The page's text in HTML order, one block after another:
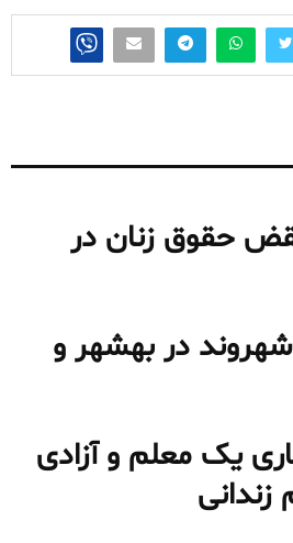
حقوق زنان در
در بهشهر و
یک معلم و آزادی